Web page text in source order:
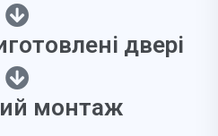
двері
монтаж